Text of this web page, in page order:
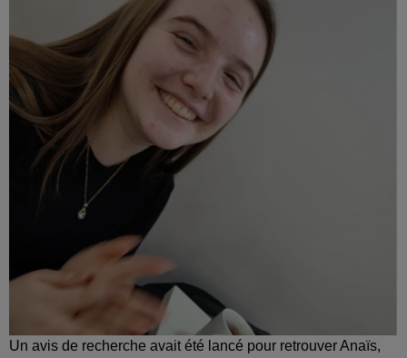
Un avis de recherche avait été lancé pour retrouver Anaïs,